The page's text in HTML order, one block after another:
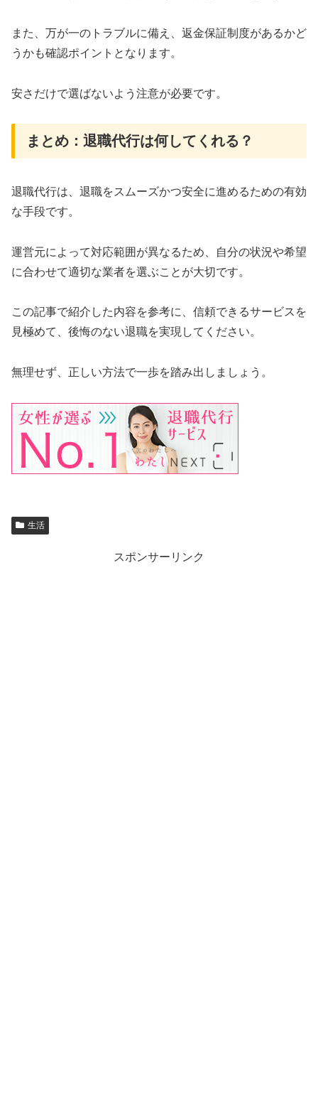
また、万が一のトラブルに備え、返金保証制度があるかど
うかも確認ポイントとなります。
安さだけで選ばないよう注意が必要です。
まとめ：退職代行は何してくれる？
退職代行は、退職をスムーズかつ安全に進めるための有効
な手段です。
運営元によって対応範囲が異なるため、自分の状況や希望
に合わせて適切な業者を選ぶことが大切です。
この記事で紹介した内容を参考に、信頼できるサービスを
見極めて、後悔のない退職を実現してください。
無理せず、正しい方法で一歩を踏み出しましょう。
生活
スポンサーリンク